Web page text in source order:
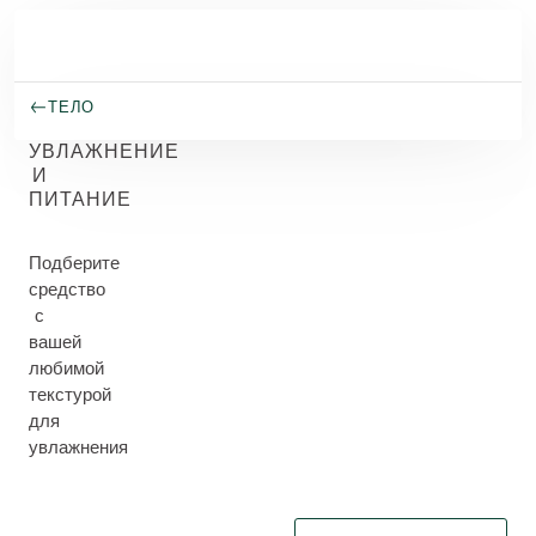
ТЕЛО
УВЛАЖНЕНИЕ
И
ПИТАНИЕ
Подберите
средство
с
вашей
любимой
текстурой
для
увлажнения